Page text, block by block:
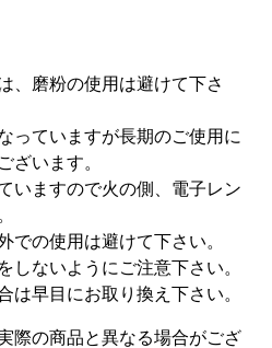
、磨粉の使用は避けて下さ
っていますが長期のご使用に
ざいます。
いますので火の側、電子レン
での使用は避けて下さい。
しないようにご注意下さい。
は早目にお取り換え下さい。
際の商品と異なる場合がござ